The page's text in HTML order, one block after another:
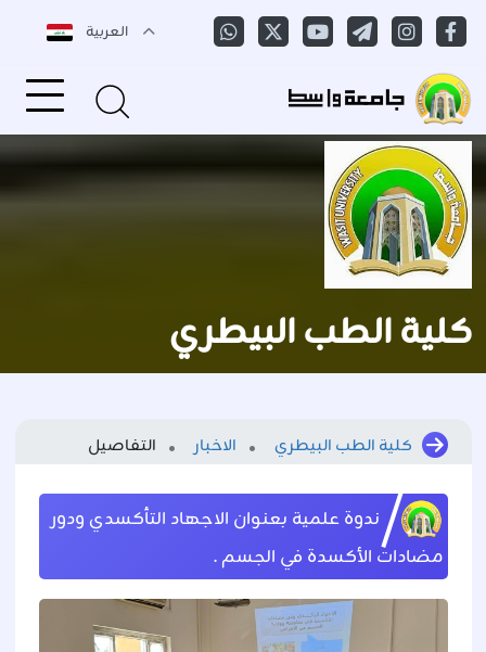
العربية
كلية الطب البيطري
كلية الطب البيطري الاخبار التفاصيل
ندوة علمية بعنوان الاجهاد التأكسدي ودور
مضادات الأكسدة في الجسم .